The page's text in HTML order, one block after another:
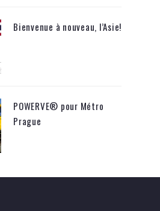
Bienvenue à nouveau, l’Asie!
POWERVE® pour Métro
Prague